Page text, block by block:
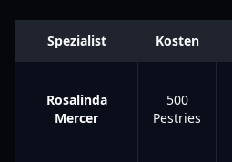
Spezialist Kosten
Rosalinda
Mercer
500
Pestries